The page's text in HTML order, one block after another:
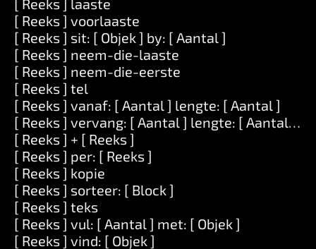
[ Reeks ] laaste
[ Reeks ] voorlaaste
[ Reeks ] sit: [ Objek ] by: [ Aantal ]
[ Reeks ] neem-die-laaste
[ Reeks ] neem-die-eerste
[ Reeks ] tel
[ Reeks ] vanaf: [ Aantal ] lengte: [ Aantal ]
[ Reeks ] vervang: [ Aantal ] lengte: [ Aantal ]
[ Reeks ] + [ Reeks ]
[ Reeks ] per: [ Reeks ]
[ Reeks ] kopie
[ Reeks ] sorteer: [ Block ]
[ Reeks ] teks
[ Reeks ] vul: [ Aantal ] met: [ Objek ]
[ Reeks ] vind: [ Objek ]